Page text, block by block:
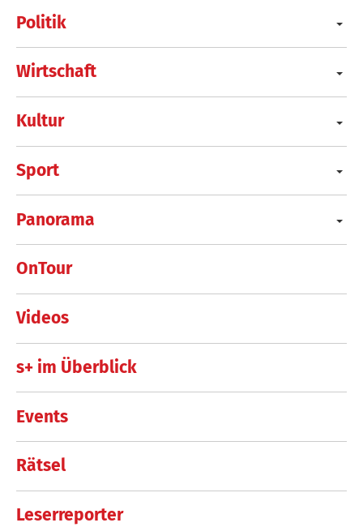
Politik
Wirtschaft
Kultur
Sport
Panorama
OnTour
Videos
s+ im Überblick
Events
Rätsel
Leserreporter